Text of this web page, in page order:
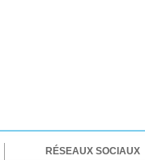
RÉSEAUX SOCIAUX